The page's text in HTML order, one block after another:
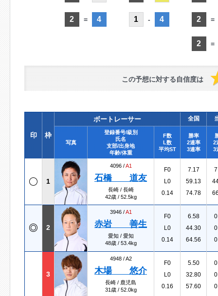
2 = 4 1 - 4 2 =
2 =
この予想に対する自信度は
印 枠
ボートレーサー 全国
写真
登録番号/級別
氏名
支部/出身地
年齢/体重
F数
L数
平均ST
勝率
2連率
3連率
2
3
1
4096 /A1
石橋 道友
長崎 / 長崎
42歳 / 52.5kg
F0
L0
0.14
7.17
59.13
74.78
2
3946 /A1
赤岩 善生
愛知 / 愛知
48歳 / 53.4kg
F0
L0
0.14
6.58
44.30
64.56
3
4948 /A2
木場 悠介
長崎 / 鹿児島
31歳 / 52.0kg
F0
L0
0.16
5.50
32.80
57.60